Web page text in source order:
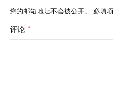
您的邮箱地址不会被公开。 必填
评论 *